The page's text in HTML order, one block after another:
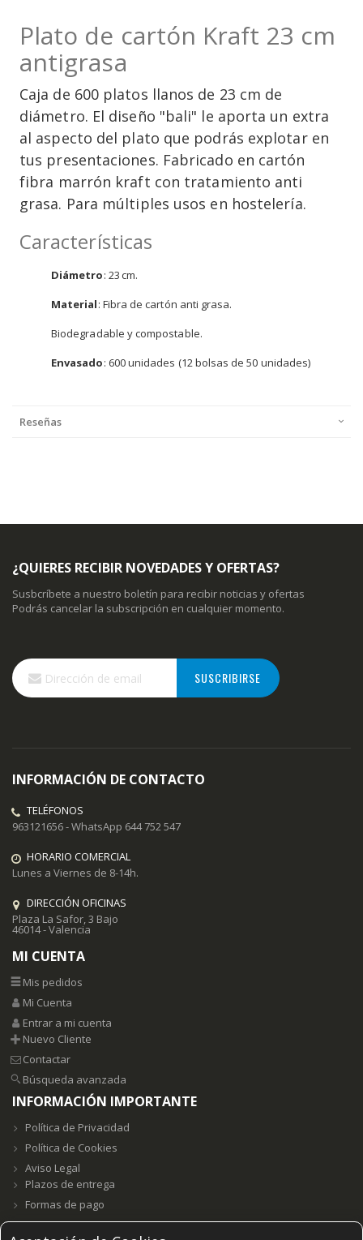
Plato de cartón Kraft 23 cm
antigrasa
Caja de 600 platos llanos de 23 cm de
diámetro. El diseño "bali" le aporta un extra
al aspecto del plato que podrás explotar en
tus presentaciones. Fabricado en cartón
fibra marrón kraft con tratamiento anti
grasa. Para múltiples usos en hostelería.
Características
Diámetro: 23 cm.
Material: Fibra de cartón anti grasa.
Biodegradable y compostable.
Envasado: 600 unidades (12 bolsas de 50 unidades)
Reseñas
¿QUIERES RECIBIR NOVEDADES Y OFERTAS?
Susbcríbete a nuestro boletín para recibir noticias y ofertas
Podrás cancelar la subscripción en cualquier momento.
Inscríbase
a
nuestro
SUSCRIBIRSE
INFORMACIÓN DE CONTACTO
TELÉFONOS
963121656 - WhatsApp 644 752 547
HORARIO COMERCIAL
Lunes a Viernes de 8-14h.
DIRECCIÓN OFICINAS
Plaza La Safor, 3 Bajo
46014 - Valencia
MI CUENTA
Mis pedidos
Mi Cuenta
Entrar a mi cuenta
Nuevo Cliente
Contactar
Búsqueda avanzada
INFORMACIÓN IMPORTANTE
Política de Privacidad
Política de Cookies
Aviso Legal
Plazos de entrega
Formas de pago